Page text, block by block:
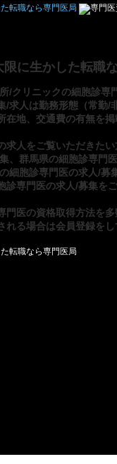
に生かした転職
/クリニックの細胞診
/求人は勤務形態（常勤
在地、交通費の有無を掲
求人をご覧いただきたい
群馬県の細胞診専門
細胞診専門医の求人/募
診専門医の求人/募集を
門医の資格取得方法を
れる場合は会員登録をし